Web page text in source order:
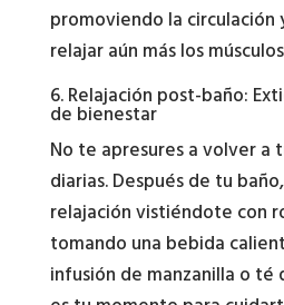
promoviendo la circulación
relajar aún más los
6. Relajación post-baño:
de bienestar
No te apresures a volver a
diarias. Después de tu
relajación vistiéndote con
tomando una bebida
infusión de manzanilla o té